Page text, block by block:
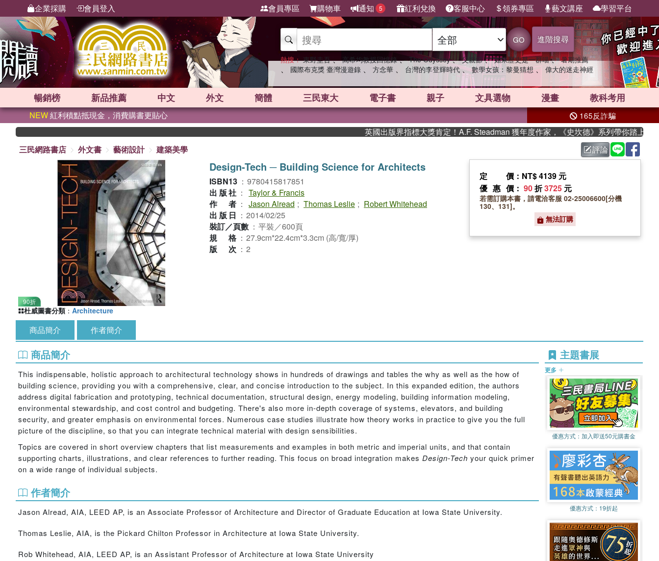
企業採購 會員登入 會員專區 購物車 通知 5 紅利兌換 客服中心 領券專區 藝文講座 學習平台
GO 進階搜尋
熱搜： 東野圭吾 、 高希均教授回憶錄 、 The Odyssey 、 父親節 、 如果歷史是一群喵 、 暑期推薦
、 國際布克獎 臺灣漫遊錄 、 方念華 、 台灣的李登輝時代 、 數學女孩：黎曼猜想 、 偉大的迷走神經
暢銷榜 新品推薦 中文 外文 簡體 三民東大 電子書 親子 文具選物 漫畫 教科考用
NEW紅利積點抵現金，消費購書更貼心 165反詐騙
英國出版界指標大獎肯定！A.F. Steadman 獲年度作家，《史坎德》系列帶你踏上熱血奇
三民網路書店
外文書 藝術設計 建築美學 評論
90折
Design-Tech ─ Building Science for Architects
ISBN13 ： 9780415817851
出版社 ： Taylor & Francis
作者 ： Jason Alread ; Thomas Leslie ; Robert Whitehead
出版日 ： 2014/02/25
裝訂／頁數 ： 平裝／600頁
規格 ： 27.9cm*22.4cm*3.3cm (高/寬/厚)
版次 ： 2
定價 ：NT$ 4139 元
優惠價 ： 90折3725 元
若需訂購本書，請電洽客服 02-25006600[分機
130、131]。
無法訂購
杜威圖書分類 ： Architecture
商品簡介 作者簡介
商品簡介
This indispensable, holistic approach to architectural technology shows in hundreds of drawings and tables the why as well as the how of
building science, providing you with a comprehensive, clear, and concise introduction to the subject. In this expanded edition, the authors
address digital fabrication and prototyping, technical documentation, structural design, energy modeling, building information modeling,
environmental stewardship, and cost control and budgeting. There's also more in-depth coverage of systems, elevators, and building
security, and greater emphasis on environmental forces. Numerous case studies illustrate how theory works in practice to give you the full
picture of the discipline, so that you can integrate technical material with design sensibilities.
Topics are covered in short overview chapters that list measurements and examples in both metric and imperial units, and that contain
supporting charts, illustrations, and clear references to further reading. This focus on broad integration makes Design-Tech your quick primer
on a wide range of individual subjects.
作者簡介
Jason Alread, AIA, LEED AP, is an Associate Professor of Architecture and Director of Graduate Education at Iowa State University.
Thomas Leslie, AIA, is the Pickard Chilton Professor in Architecture at Iowa State University.
Rob Whitehead, AIA, LEED AP, is an Assistant Professor of Architecture at Iowa State University
主題書展
更多
優惠方式： 加入即送50元購書金
優惠方式： 19折起